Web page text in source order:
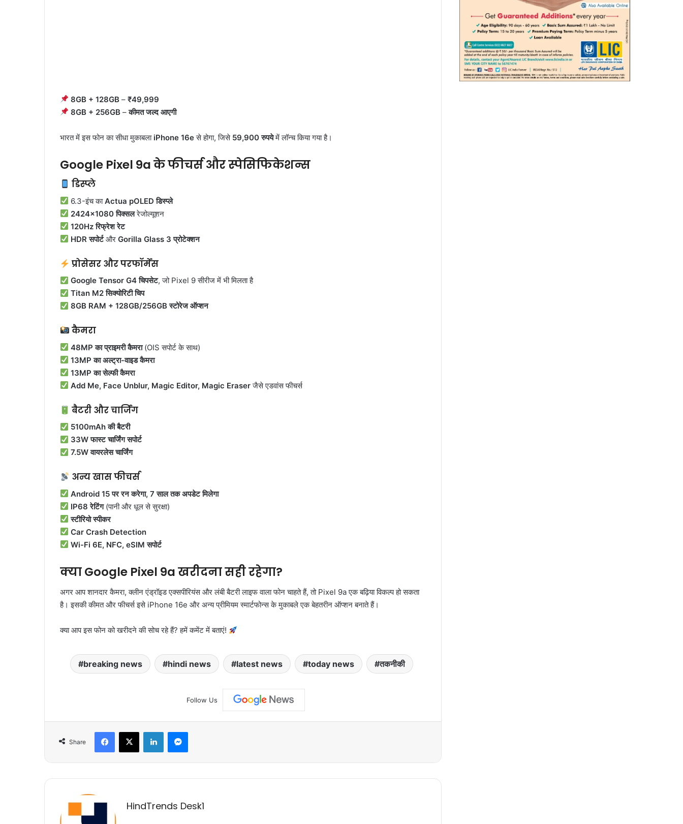
8GB + 128GB –₹49,999
8GB + 256GB –कीमत जल्द आएगी
भारत में इस फोन का सीधा मुकाबला iPhone 16eसे होगा, जिसे 59,900 रुपयेमें लॉन्च किया गया है।
Google Pixel 9a के फीचर्स और स्पेसिफिकेशन्स
डिस्प्ले
6.3-इंच काActua pOLED डिस्प्ले
2424×1080 पिक्सलरेजोल्यूशन
120Hz रिफ्रेश रेट
HDR सपोर्टऔरGorilla Glass 3 प्रोटेक्शन
प्रोसेसर और परफॉर्मेंस
Google Tensor G4 चिपसेट, जो Pixel 9 सीरीज में भी मिलता है
Titan M2 सिक्योरिटी चिप
8GB RAM + 128GB/256GB स्टोरेज ऑप्शन
कैमरा
48MP का प्राइमरी कैमरा(OIS सपोर्ट के साथ)
13MP का अल्ट्रा-वाइड कैमरा
13MP का सेल्फी कैमरा
Add Me, Face Unblur, Magic Editor, Magic Eraserजैसे एडवांस फीचर्स
बैटरी और चार्जिंग
5100mAh की बैटरी
33W फास्ट चार्जिंग सपोर्ट
7.5W वायरलेस चार्जिंग
अन्य खास फीचर्स
Android 15 पर रन करेगा, 7 साल तक अपडेट मिलेगा
IP68 रेटिंग(पानी और धूल से सुरक्षा)
स्टीरियो स्पीकर
Car Crash Detection
Wi-Fi 6E, NFC, eSIM सपोर्ट
क्या Google Pixel 9a खरीदना सही रहेगा?
अगर आप शानदार कैमरा, क्लीन एंड्रॉइड एक्सपीरियंस और लंबी बैटरी लाइफ वाला फोन चाहते हैं, तो Pixel 9a एक बढ़िया विकल्प हो सकता
है। इसकी कीमत और फीचर्स इसे iPhone 16e और अन्य प्रीमियम स्मार्टफोन्स के मुकाबले एक बेहतरीन ऑप्शन बनाते हैं।
क्या आप इस फोन को खरीदने की सोच रहे हैं? हमें कमेंट में बताएं!
breaking news hindi news latest news today news तकनीकी
Follow Us
Share
Facebook
X LinkedInMessenger
HindTrends Desk1